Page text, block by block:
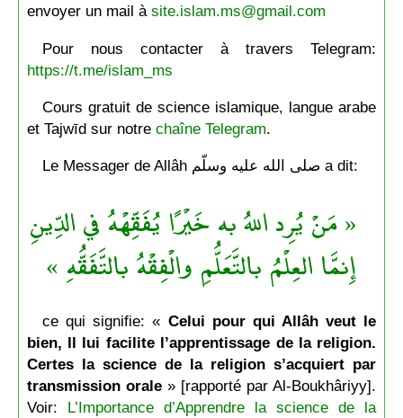
envoyer un mail à site.islam.ms@gmail.com
Pour nous contacter à travers Telegram:
https://t.me/islam_ms
Cours gratuit de science islamique, langue arabe
et Tajwīd sur notre chaîne Telegram.
Le Messager de Allâh صلى الله عليه وسلّم a dit:
« مَنْ يُرِد اللهُ به خَيْرًا يُفَقِّهْهُ في الدِّينِ
إِنمَّا العِلْمُ بالتَّعَلُّمِ والْفِقْهُ بالتَّفَقُّهِ »
ce qui signifie: « Celui pour qui Allâh veut le
bien, Il lui facilite l’apprentissage de la religion.
Certes la science de la religion s’acquiert par
transmission orale» [rapporté par Al-Boukhâriyy].
Voir: L’Importance d’Apprendre la science de la